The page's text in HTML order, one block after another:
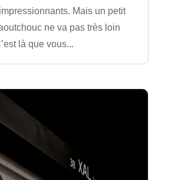
Mais un petit
ne va pas très loin
là que vous...